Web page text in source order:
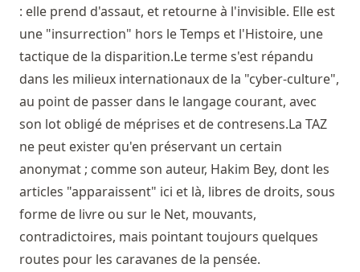
: elle prend d'assaut, et retourne à l'invisible. Elle est
une "insurrection" hors le Temps et l'Histoire, une
tactique de la disparition.Le terme s'est répandu
dans les milieux internationaux de la "cyber-culture",
au point de passer dans le langage courant, avec
son lot obligé de méprises et de contresens.La TAZ
ne peut exister qu'en préservant un certain
anonymat ; comme son auteur, Hakim Bey, dont les
articles "apparaissent" ici et là, libres de droits, sous
forme de livre ou sur le Net, mouvants,
contradictoires, mais pointant toujours quelques
routes pour les caravanes de la pensée.